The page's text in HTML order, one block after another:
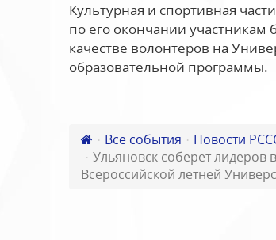
Культурная и спортивная
по его окончании участникам
качестве волонтеров на
образовательной программы.
Все события
Новости
Ульяновск соберет
Всероссийской летней